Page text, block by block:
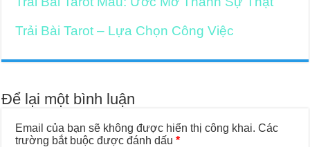
Trải Bài Tarot – Lựa Chọn Công Việc
Để lại một bình luận
Email của bạn sẽ không được hiển thị công khai. Các
trường bắt buộc được đánh dấu*